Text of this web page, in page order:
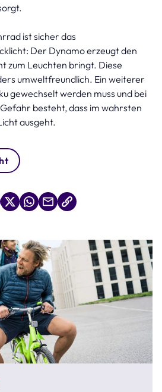
ist sicher das
Der Dynamo erzeugt den
zum Leuchten bringt. Diese
umweltfreundlich. Ein weiterer
gewechselt werden muss und bei
besteht, dass im wahrsten
ausgeht.